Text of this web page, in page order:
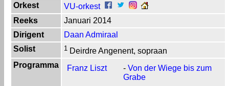
Orkest
VU-orkest
Reeks
Januari 2014
Dirigent
Daan Admiraal
Solist
1 Deirdre Angenent, sopraan
Programma
Franz Liszt - Von der Wiege bis zum
Grabe